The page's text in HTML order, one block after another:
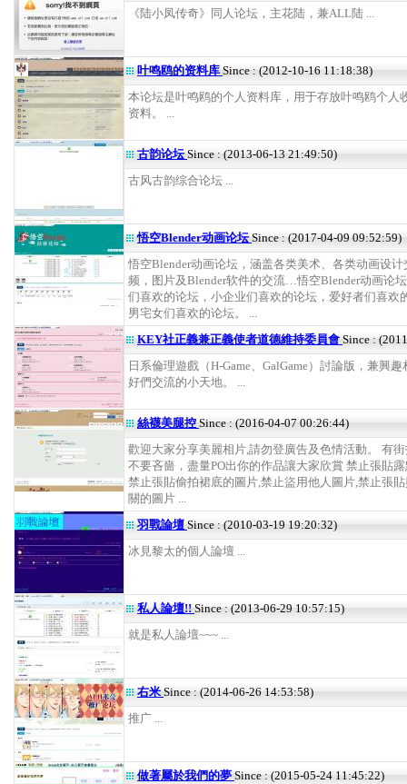
《陆小凤传奇》同人论坛，主花陆，兼ALL陆 ...
叶鸣鸥的资料库Since : (2012-10-16 11:18:38)
本论坛是叶鸣鸥的个人资料库，用于存放叶鸣鸥个人
资料。 ...
古韵论坛Since : (2013-06-13 21:49:50)
古风古韵综合论坛 ...
悟空Blender动画论坛Since : (2017-04-09 09:52:59)
悟空Blender动画论坛，涵盖各类美术、各类动画设计
频，图片及Blender软件的交流…悟空Blender动画论
们喜欢的论坛，小企业们喜欢的论坛，爱好者们喜欢
男宅女们喜欢的论坛。 ...
KEY社正義兼正義使者道德維持委員會 Since :
日系倫理遊戲（H-Game、GalGame）討論版，兼興
好們交流的小天地。 ...
絲襪美腿控 Since : (2016-04-07 00:26:44)
歡迎大家分享美麗相片,請勿登廣告及色情活動。 有
不要吝嗇，盡量PO出你的作品讓大家欣賞 禁止張貼
禁止張貼偷拍裙底的圖片,禁止盜用他人圖片,禁止張
關的圖片 ...
羽戰論壇 Since : (2010-03-19 19:20:32)
冰見黎太的個人論壇 ...
私人論壇!! Since : (2013-06-29 10:57:15)
就是私人論壇~~~ ...
右米Since : (2014-06-26 14:53:58)
推广 ...
做著屬於我們的夢 Since : (2015-05-24 11:45:22)